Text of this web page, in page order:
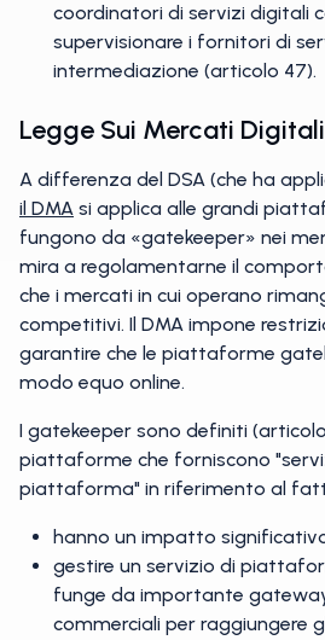
coordinatori di servizi digitali
supervisionare i fornitori di
intermediazione (articolo 47).
Legge Sui Mercati
A differenza del DSA (che ha
il DMA si applica alle grandi
fungono da «gatekeeper» nei
mira a regolamentarne il
che i mercati in cui operano
competitivi. Il DMA impone
garantire che le piattaforme
modo equo online.
I gatekeeper sono definiti
piattaforme che forniscono
piattaforma" in riferimento al
hanno un impatto
gestire un servizio di
funge da importante
commerciali per raggiungere